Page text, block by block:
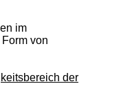
im
von
der